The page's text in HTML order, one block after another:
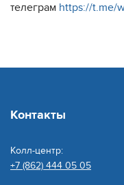
телеграм https://t.me/
Контакты
Колл-центр:
+7 (862) 444 05 05